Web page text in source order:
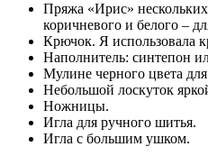
Пряжа «Ирис»
коричневого и белого –
Крючок. Я использовала
Наполнитель: синтепон
Мулине черного цвета
Небольшой лоскуток
Ножницы.
Игла для ручного шитья.
Игла с большим ушком.